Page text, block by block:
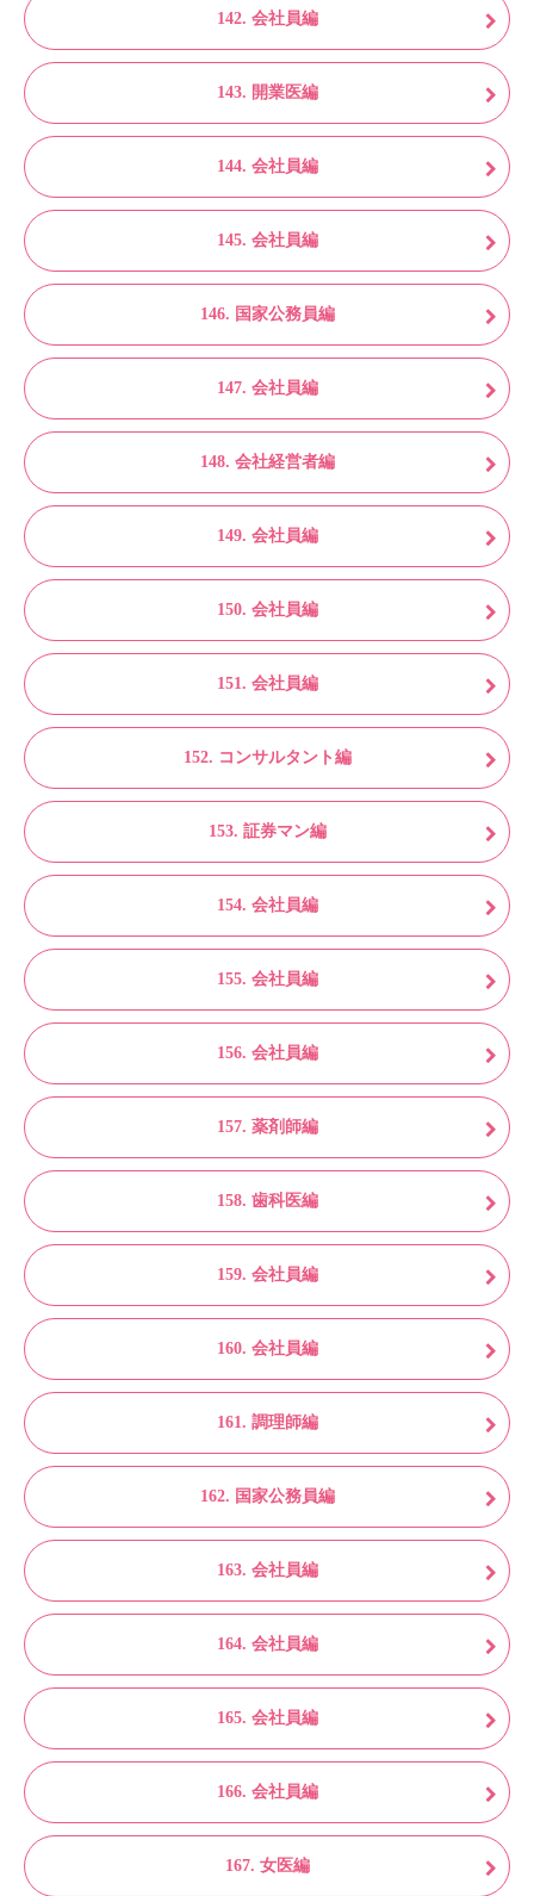
142. 会社員編
143. 開業医編
144. 会社員編
145. 会社員編
146. 国家公務員編
147. 会社員編
148. 会社経営者編
149. 会社員編
150. 会社員編
151. 会社員編
152. コンサルタント編
153. 証券マン編
154. 会社員編
155. 会社員編
156. 会社員編
157. 薬剤師編
158. 歯科医編
159. 会社員編
160. 会社員編
161. 調理師編
162. 国家公務員編
163. 会社員編
164. 会社員編
165. 会社員編
166. 会社員編
167. 女医編